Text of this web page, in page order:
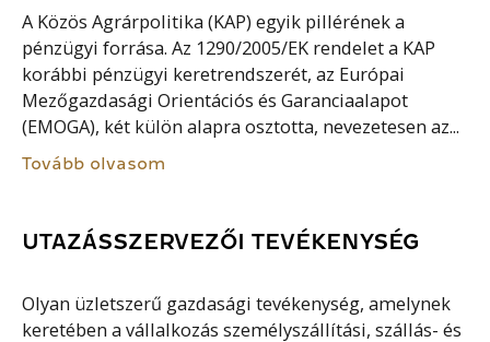
A Közös Agrárpolitika (KAP) egyik pillérének a
pénzügyi forrása. Az 1290/2005/EK rendelet a KAP
korábbi pénzügyi keretrendszerét, az Európai
Mezőgazdasági Orientációs és Garanciaalapot
(EMOGA), két külön alapra osztotta, nevezetesen az...
Tovább olvasom
UTAZÁSSZERVEZŐI TEVÉKENYSÉG
Olyan üzletszerű gazdasági tevékenység, amelynek
keretében a vállalkozás személyszállítási, szállás- és